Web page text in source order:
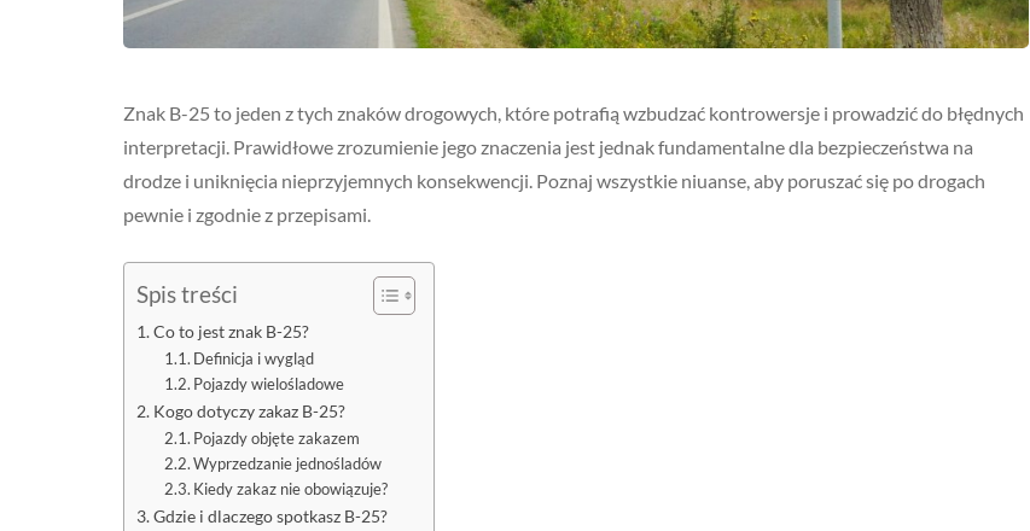
Znak B-25 to jeden z tych znaków drogowych, które potrafią wzbudzać kontrowersje i prowadzić do błędnych
interpretacji. Prawidłowe zrozumienie jego znaczenia jest jednak fundamentalne dla bezpieczeństwa na
drodze i uniknięcia nieprzyjemnych konsekwencji. Poznaj wszystkie niuanse, aby poruszać się po drogach
pewnie i zgodnie z przepisami.
Spis treści
Co to jest znak B-25?
Definicja i wygląd
Pojazdy wielośladowe
Kogo dotyczy zakaz B-25?
Pojazdy objęte zakazem
Wyprzedzanie jednośladów
Kiedy zakaz nie obowiązuje?
Gdzie i dlaczego spotkasz B-25?